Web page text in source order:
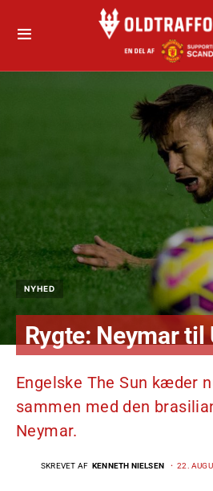
NYHED
Rygte: Neymar til
Engelske The Sun kæder
sammen med den
Neymar.
SKREVET AF KENNETH NIELSEN 22.